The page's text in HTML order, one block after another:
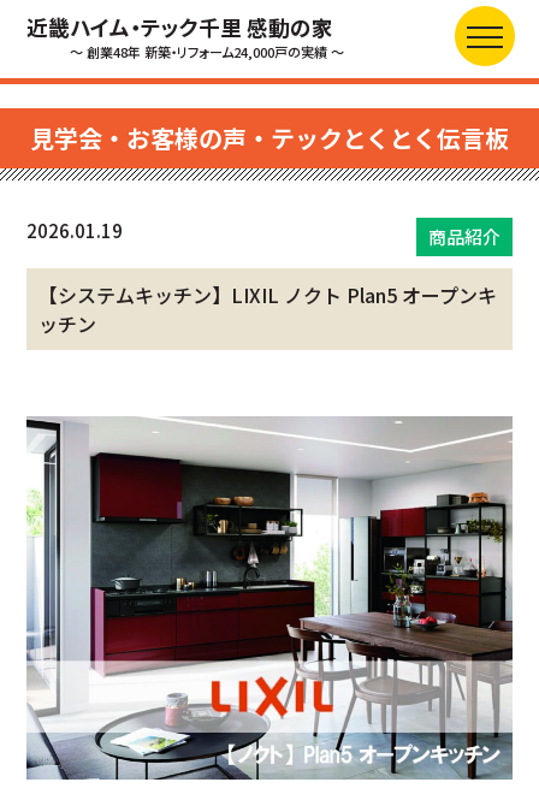
近畿ハイム・テック千里 感動の家
～ 創業48年 新築・リフォーム24,000戸の実績 ～
見学会・お客様の声・テックとくとく伝言板
2026.01.19 商品紹介
【システムキッチン】LIXIL ノクト Plan5 オープンキ
ッチン